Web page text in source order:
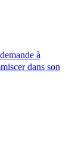
à
dans son